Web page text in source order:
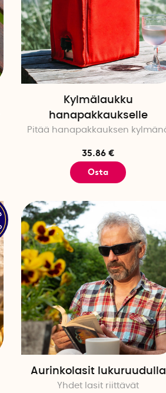
Kylmälaukku
hanapakkaukselle
Pitää hanapakkauksen
35.86 €
Osta
Aurinkolasit lukuruudulla
Yhdet lasit riittävät